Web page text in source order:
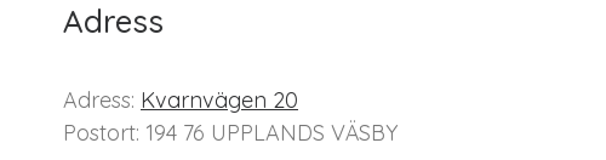
Adress
Adress: Kvarnvägen 20
Postort: 194 76 UPPLANDS VÄSBY